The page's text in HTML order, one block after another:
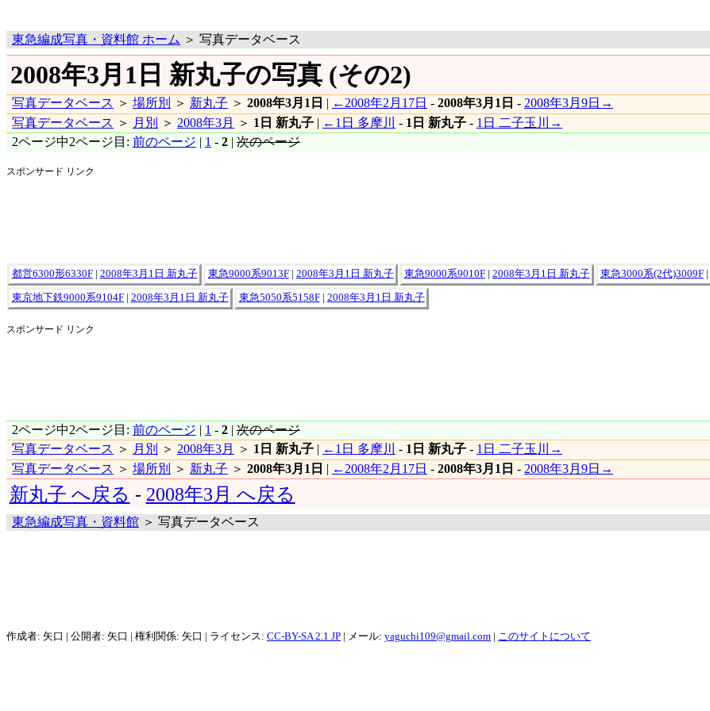
東急編成写真・資料館 ホーム ＞ 写真データベース
2008年3月1日 新丸子の写真 (その2)
写真データベース ＞ 場所別 ＞ 新丸子 ＞ 2008年3月1日 | ←2008年2月17日 - 2008年3月1日 - 2008年3月9日→
写真データベース ＞ 月別 ＞ 2008年3月 ＞ 1日 新丸子 | ←1日 多摩川 - 1日 新丸子 - 1日 二子玉川→
2ページ中2ページ目: 前のページ | 1 - 2 | 次のページ
スポンサード リンク
都営6300形6330F| 2008年3月1日 新丸子 東急9000系9013F| 2008年3月1日 新丸子 東急9000系9010F| 2008年3月1日 新丸子 東急3000系(2代)3009F|
東京地下鉄9000系9104F| 2008年3月1日 新丸子 東急5050系5158F| 2008年3月1日 新丸子
スポンサード リンク
2ページ中2ページ目: 前のページ | 1 - 2 | 次のページ
写真データベース ＞ 月別 ＞ 2008年3月 ＞ 1日 新丸子 | ←1日 多摩川 - 1日 新丸子 - 1日 二子玉川→
写真データベース ＞ 場所別 ＞ 新丸子 ＞ 2008年3月1日 | ←2008年2月17日 - 2008年3月1日 - 2008年3月9日→
新丸子 へ戻る - 2008年3月 へ戻る
東急編成写真・資料館 ＞ 写真データベース
作成者: 矢口 | 公開者: 矢口 | 権利関係: 矢口 | ライセンス: CC-BY-SA 2.1 JP | メール: yaguchi109@gmail.com このサイトについて